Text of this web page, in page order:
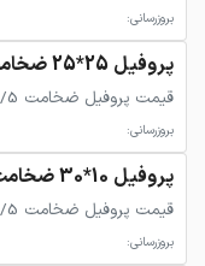
بروزرسانی:
پروفیل 25*25 ضخامت 2.5 نیکان
قیمت پروفیل ضخامت 2/5 نیکان
بروزرسانی:
پروفیل 10*30 ضخامت 2.5 نیکان
قیمت پروفیل ضخامت 2/5 نیکان
بروزرسانی: